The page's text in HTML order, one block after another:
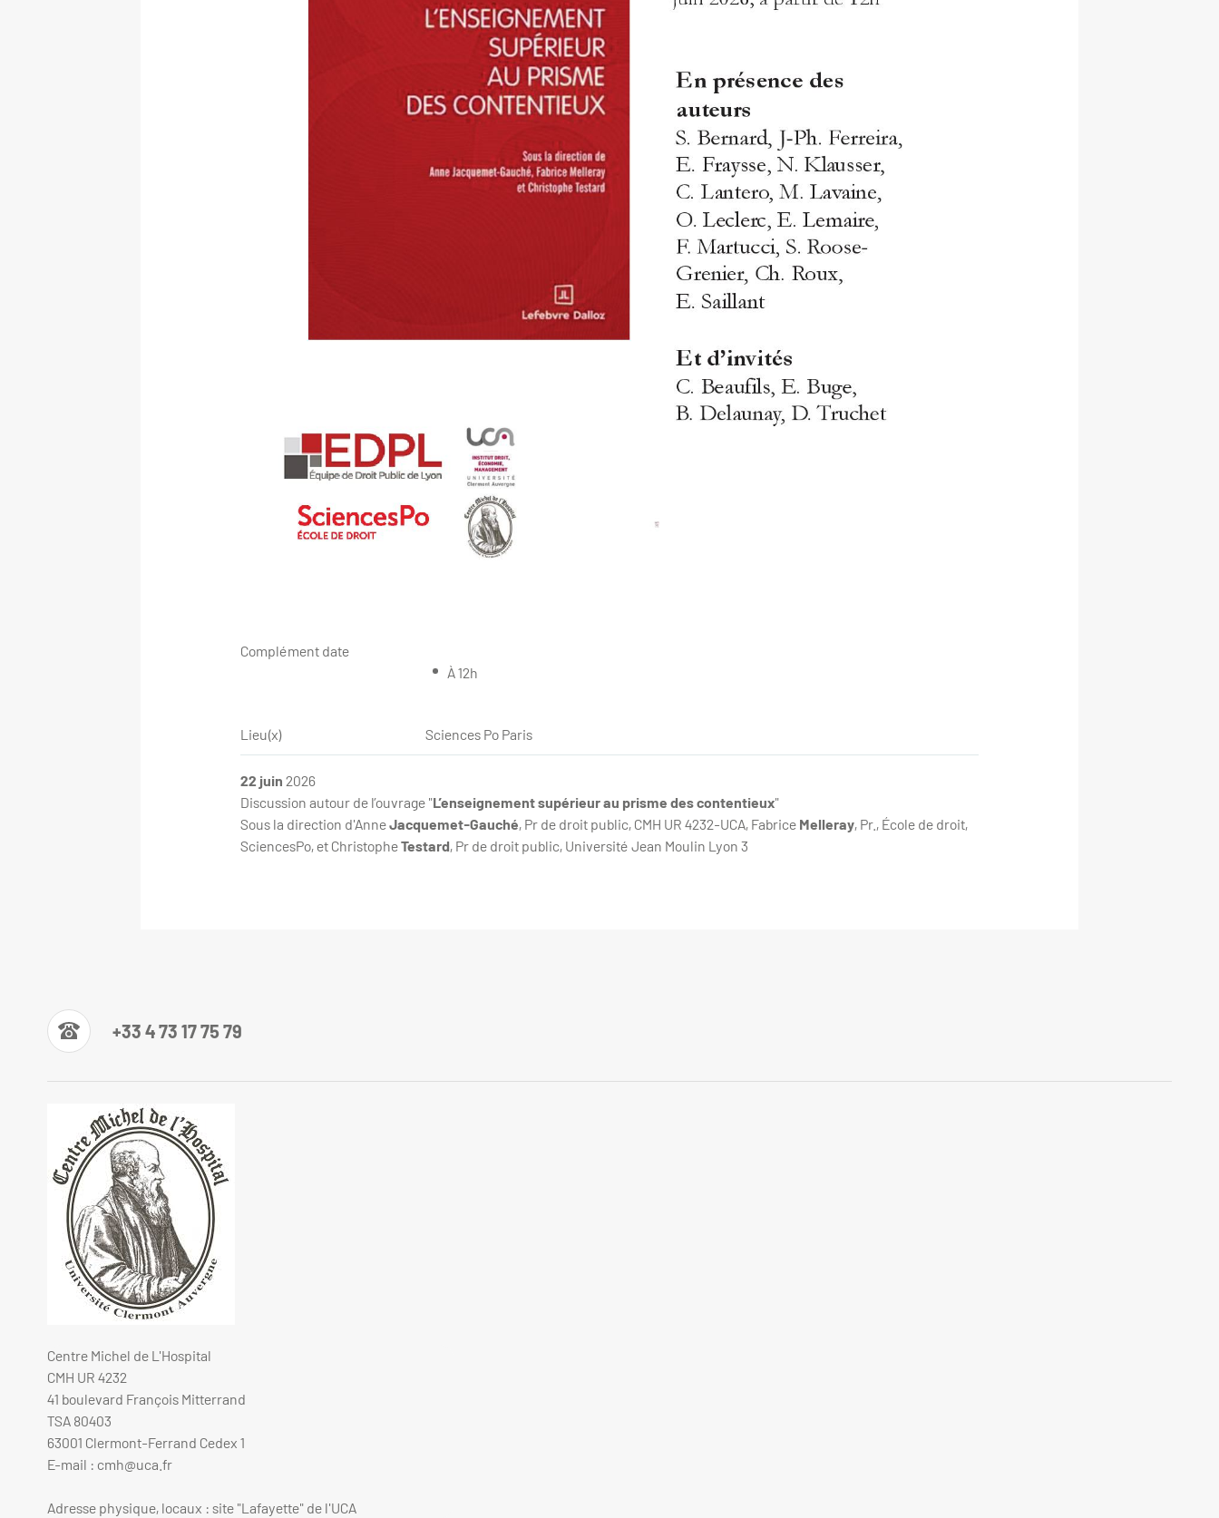
Complément date
À 12h
Lieu(x) Sciences Po Paris
22 juin2026
Discussion autour de l’ouvrage "L’enseignement supérieur au prisme des contentieux"
Sous la direction d'AnneJacquemet-Gauché, Pr de droit public, CMH UR 4232-UCA, Fabrice Melleray, Pr., École de droit,
SciencesPo, et ChristopheTestard, Pr de droit public, Université Jean Moulin Lyon 3
+33 4 73 17 75 79
Centre Michel de L'Hospital
CMH UR 4232
41 boulevard François Mitterrand
TSA 80403
63001 Clermont-Ferrand Cedex 1
E-mail : cmh@uca.fr
Adresse physique, locaux : site "Lafayette" de l'UCA